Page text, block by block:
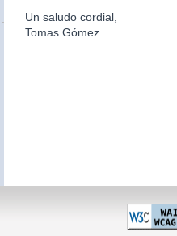
Un saludo cordial,
Tomas Gómez.